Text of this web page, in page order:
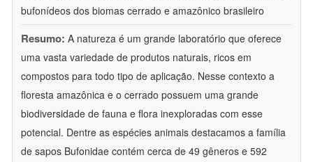
bufonídeos dos biomas cerrado e amazônico brasileiro
Resumo: A natureza é um grande laboratório que oferece
uma vasta variedade de produtos naturais, ricos em
compostos para todo tipo de aplicação. Nesse contexto a
floresta amazônica e o cerrado possuem uma grande
biodiversidade de fauna e flora inexploradas com esse
potencial. Dentre as espécies animais destacamos a família
de sapos Bufonidae contém cerca de 49 gêneros e 592